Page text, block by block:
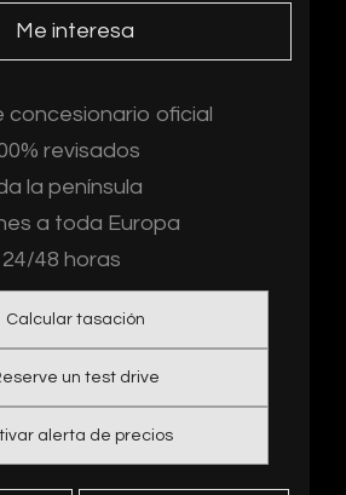
Me interesa
concesionario oficial
revisados
la península
a toda Europa
48 horas
Calcular tasación
un test drive
alerta de precios